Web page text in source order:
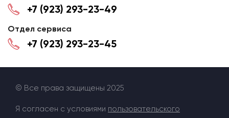
+7 (923) 293-23-49
Отдел сервиса
+7 (923) 293-23-45
© Все права защищены 2025
Я согласен с условиями пользовательского